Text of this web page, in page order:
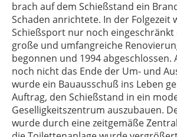
brach auf dem Schießstand ein
Schaden anrichtete. In der Folgezeit
Schießsport nur noch eingeschränkt
große und umfangreiche
begonnen und 1994 abgeschlossen.
noch nicht das Ende der Um- und
wurde ein Bauausschuß ins Leben
Auftrag, den Schießstand in ein
Geselligkeitszentrum auszubauen.
wurde durch eine zeitgemäße